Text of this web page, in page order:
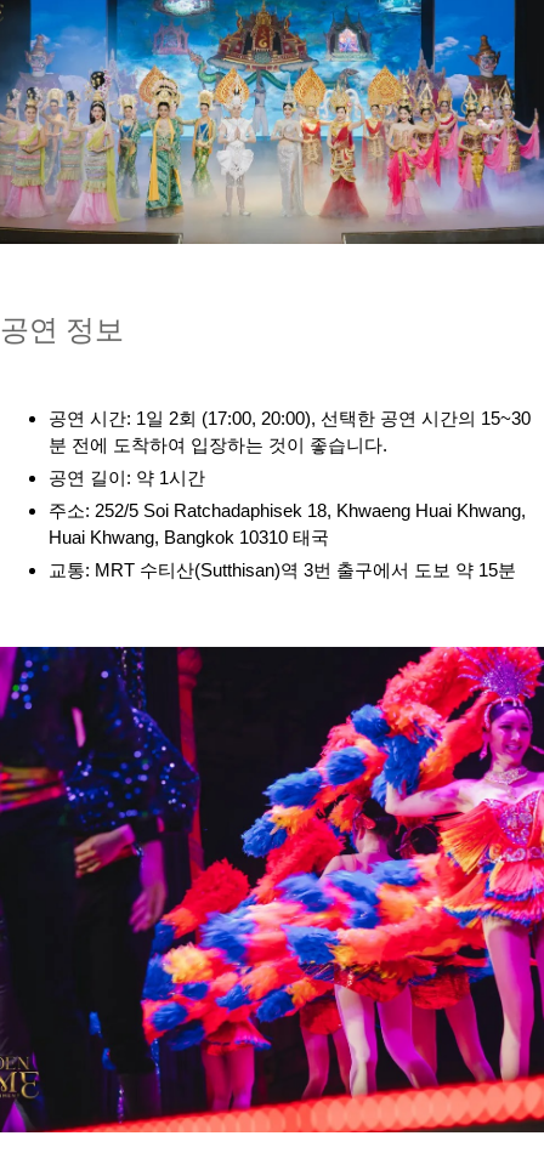
공연 정보
공연 시간: 1일 2회 (17:00, 20:00), 선택한 공연 시간의 15~30
분 전에 도착하여 입장하는 것이 좋습니다.
공연 길이: 약 1시간
주소: 252/5 Soi Ratchadaphisek 18, Khwaeng Huai Khwang,
Huai Khwang, Bangkok 10310 태국
교통: MRT 수티산(Sutthisan)역 3번 출구에서 도보 약 15분